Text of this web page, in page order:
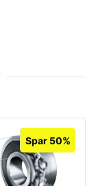
Spar 50%